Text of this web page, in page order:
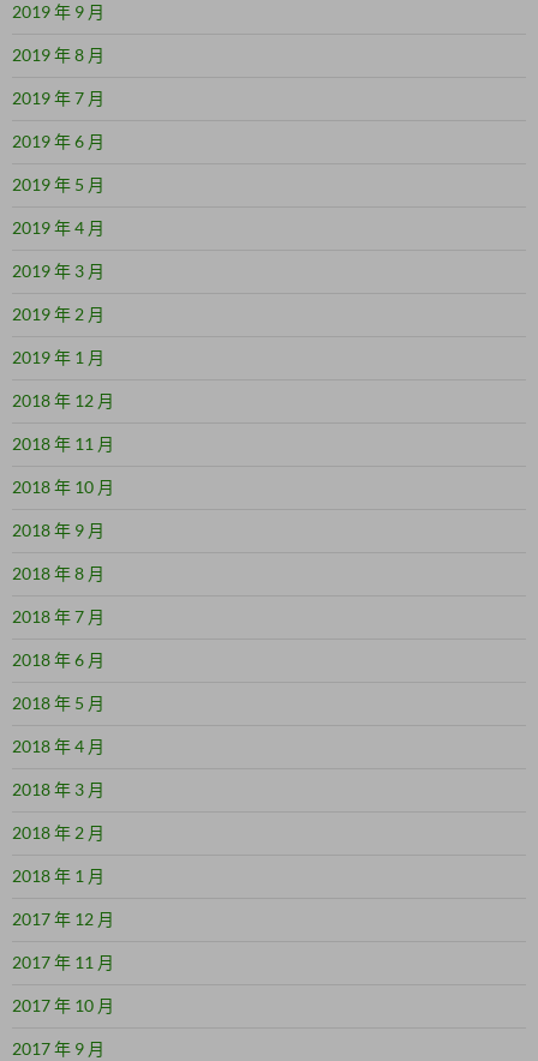
2019 年 9 月
2019 年 8 月
2019 年 7 月
2019 年 6 月
2019 年 5 月
2019 年 4 月
2019 年 3 月
2019 年 2 月
2019 年 1 月
2018 年 12 月
2018 年 11 月
2018 年 10 月
2018 年 9 月
2018 年 8 月
2018 年 7 月
2018 年 6 月
2018 年 5 月
2018 年 4 月
2018 年 3 月
2018 年 2 月
2018 年 1 月
2017 年 12 月
2017 年 11 月
2017 年 10 月
2017 年 9 月